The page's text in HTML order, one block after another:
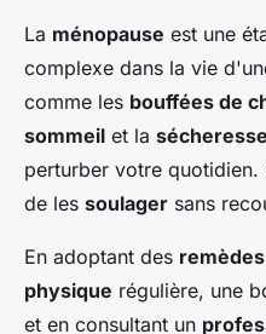
La ménopause est une
complexe dans la vie
comme les bouffées de
sommeil et la
perturber votre
de les soulager sans
En adoptant des
physique régulière, une
et en consultant un